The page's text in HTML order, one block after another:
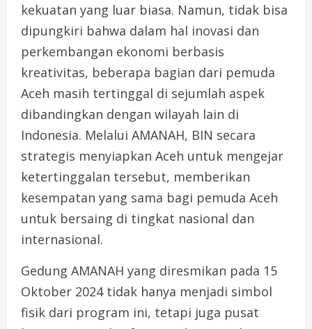
kekuatan yang luar biasa. Namun, tidak bisa
dipungkiri bahwa dalam hal inovasi dan
perkembangan ekonomi berbasis
kreativitas, beberapa bagian dari pemuda
Aceh masih tertinggal di sejumlah aspek
dibandingkan dengan wilayah lain di
Indonesia. Melalui AMANAH, BIN secara
strategis menyiapkan Aceh untuk mengejar
ketertinggalan tersebut, memberikan
kesempatan yang sama bagi pemuda Aceh
untuk bersaing di tingkat nasional dan
internasional.
Gedung AMANAH yang diresmikan pada 15
Oktober 2024 tidak hanya menjadi simbol
fisik dari program ini, tetapi juga pusat